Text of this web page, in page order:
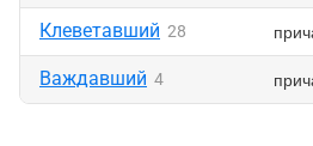
Клеветавший 28
Важдавший 4